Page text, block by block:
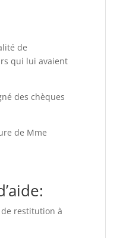
de
qui lui avaient
des chèques
de Mme
restitution à